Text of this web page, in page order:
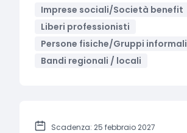
Imprese sociali/Società benefit
Liberi professionisti
Persone fisiche/Gruppi informali
Bandi regionali / locali
Scadenza: 25 febbraio 2027